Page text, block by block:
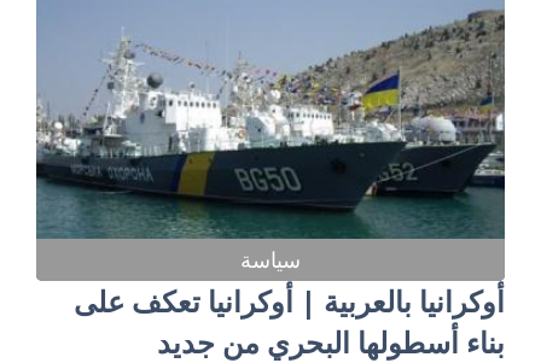
سياسة
أوكرانيا بالعربية | أوكرانيا تعكف على
بناء أسطولها البحري من جديد